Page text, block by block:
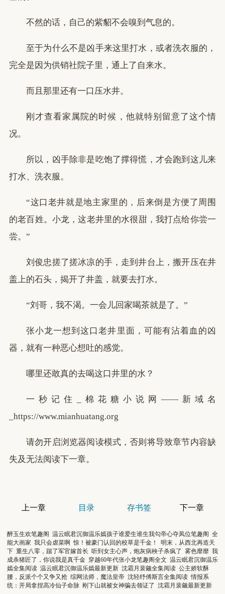
不然的话，自己的紫貂不会嗅到气息的。
至于为什么不是凶手来这里打水，或者洗衣服的，
完全是因为供销社院子里，通上了自来水。
而且那里还有一口压水井。
刚才查看家属院的时候，他就特别留意了这个情
况。
所以，凶手除非是吃饱了撑得慌，才会跑到这儿来
打水、洗衣服。
“这口老井就是地主家里的，后来倒是方便了周围
的老百姓。小龙，这老井里的水很甜，我打点给你尝一
尝。”
刘俊忠搓了搓冰凉的手，走到井台上，搬开压在井
盖上的石头，揭开了井盖，就要去打水。
“刘哥，我不渴。一会儿回家喝茶就是了。”
张小龙一想到这口老井里面，可能有沾着血的凶
器，就有一种恶心想吐的感觉。
哪里还敢真的去喝这口井里的水？
一秒记住_棉花糖小说网——新域名
_https://www.mianhuatang.org
请勿开启浏览器阅读模式，否则将导致章节内容缺
失及无法阅读下一章。
上一章 目录 存书签 下一章
醉玉生欢笔趣阁 温云眠君沉御温乐嫣孩子谁爱生谁生我勾帝心夺凤位笔趣阁 全
能大画家 我只会虐菜啊 惊！被豪门认回的校草是千金！
明末，从西北再造天
下 重生八零，踹了军官嫁首长 听到女主心声，炮灰病秧子杀疯了 雾色靡靡 我
成杀猪匠了，你说我是真千金 穿越60年代张小龙笔趣阁全文 温云眠君沉御温乐
嫣全集阅读 温云眠君沉御温乐嫣最新更新 沈霜月裴觎全集阅读 公主娇软酥
腰，反派个个又争又抢 综网法师，魔法皇帝 沈轻纾傅斯言全集阅读 情报系
统：开局拿捏高冷仙子命脉 刚下山就被女神骗去领证了 沈霜月裴觎最新更新